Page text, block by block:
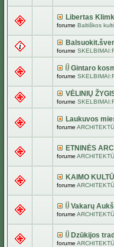
Libertas
forume Baltiškos
forume
Gintaro
forume
VĖLINIŲ
forume
Laukuvos
forume
ETNINĖS
forume
KAIMO
forume
Vakarų
forume
Dzūkijos
forume